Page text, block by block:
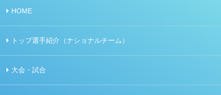
HOME
トップ選手紹介（ナショナルチーム）
大会・試合